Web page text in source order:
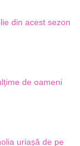
din acest sezon
de oameni
uriașă de pe